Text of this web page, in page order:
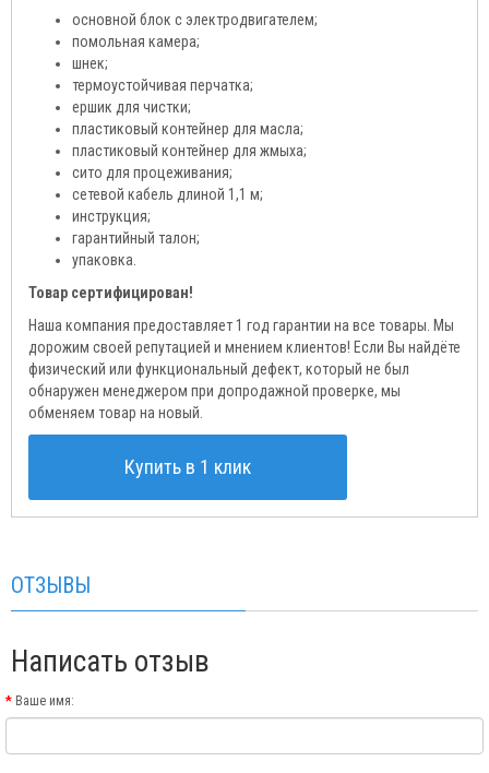
основной блок с электродвигателем;
помольная камера;
шнек;
термоустойчивая перчатка;
ершик для чистки;
пластиковый контейнер для масла;
пластиковый контейнер для жмыха;
сито для процеживания;
сетевой кабель длиной 1,1 м;
инструкция;
гарантийный талон;
упаковка.
Товар сертифицирован!
Наша компания предоставляет 1 год гарантии на все товары. Мы
дорожим своей репутацией и мнением клиентов! Если Вы найдёте
физический или функциональный дефект, который не был
обнаружен менеджером при допродажной проверке, мы
обменяем товар на новый.
Купить в 1 клик
ОТЗЫВЫ
Написать отзыв
Ваше имя: